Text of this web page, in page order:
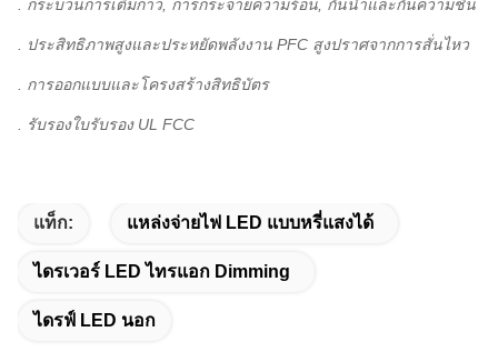
. กระบวนการเติมกาว, การกระจายความร้อน, กันน้ำและกันความชื้น
. ประสิทธิภาพสูงและประหยัดพลังงาน PFC สูงปราศจากการสั่นไหว
. การออกแบบและโครงสร้างสิทธิบัตร
. รับรองใบรับรอง UL FCC
แท็ก: แหล่งจ่ายไฟ LED แบบหรี่แสงได้
ไดรเวอร์ LED ไทรแอก Dimming
ไดรฟ์ LED นอก